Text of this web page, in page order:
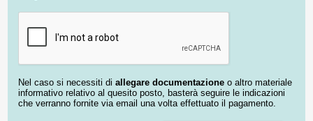
Nel caso si necessiti di allegare documentazione o altro materiale
informativo relativo al quesito posto, basterà seguire le indicazioni
che verranno fornite via email una volta effettuato il pagamento.